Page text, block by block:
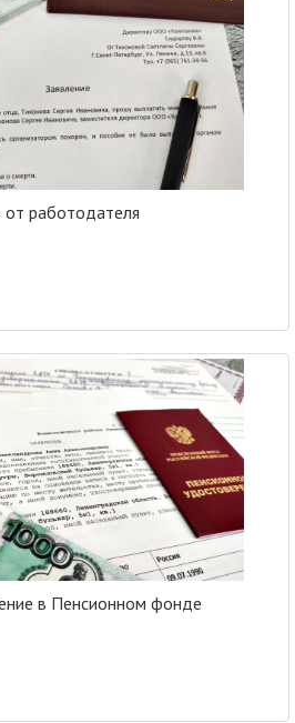
от работодателя
в Пенсионном фонде